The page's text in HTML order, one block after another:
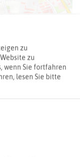
zu
zu
wenn Sie fortfahren
lesen Sie bitte